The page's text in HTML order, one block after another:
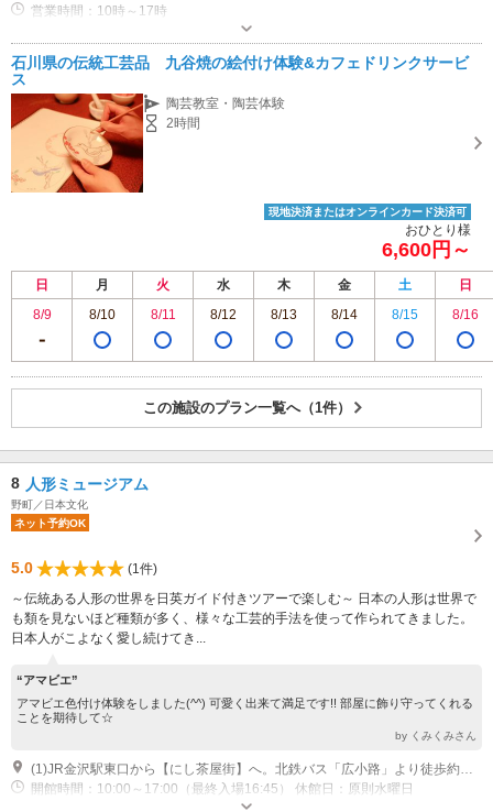
営業時間：10時～17時
石川県の伝統工芸品 九谷焼の絵付け体験&カフェドリンクサービ
ス
陶芸教室・陶芸体験
2時間
現地決済またはオンラインカード決済可
おひとり様
6,600円～
日 月 火 水 木 金 土
日
8/9
8/10 8/11 8/12 8/13 8/14 8/15 8/16
この施設のプラン一覧へ（1件）
8 人形ミュージアム
野町／日本文化
ネット予約OK
5.0
(1件)
～伝統ある人形の世界を日英ガイド付きツアーで楽しむ～ 日本の人形は世界で
も類を見ないほど種類が多く、様々な工芸的手法を使って作られてきました。
日本人がこよなく愛し続けてき...
“アマビエ”
アマビエ色付け体験をしました(^^) 可愛く出来て満足です!! 部屋に飾り守ってくれる
ことを期待して☆
by くみくみさん
(1)JR金沢駅東口から【にし茶屋街】へ。北鉄バス「広小路」より徒歩約３分
開館時間：10:00～17:00（最終入場16:45） 休館日：原則水曜日